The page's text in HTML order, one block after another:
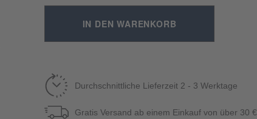
IN DEN WARENKORB
Durchschnittliche Lieferzeit 2 - 3 Werktage
Gratis Versand ab einem Einkauf von über 30 €